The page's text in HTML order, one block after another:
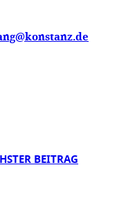
BEITRAG